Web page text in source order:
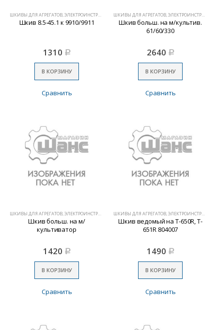
ШКИВЫ ДЛЯ АГРЕГАТОВ, ЭЛЕКТРОИНСТРУМЕНТА
Шкив 8.5-45.1 к 9910/9911
1310 Р
В КОРЗИНУ
Сравнить
ШКИВЫ ДЛЯ АГРЕГАТОВ, ЭЛЕКТРОИНСТРУМЕНТА
Шкив больш. на м/культив.
61/60/330
2640 Р
В КОРЗИНУ
Сравнить
ШКИВЫ ДЛЯ АГРЕГАТОВ, ЭЛЕКТРОИНСТРУМЕНТА
Шкив больш. на м/
культиватор
1420 Р
В КОРЗИНУ
Сравнить
ШКИВЫ ДЛЯ АГРЕГАТОВ, ЭЛЕКТРОИНСТРУМЕНТА
Шкив ведомый на T-650R, T-
651R 804007
1490 Р
В КОРЗИНУ
Сравнить